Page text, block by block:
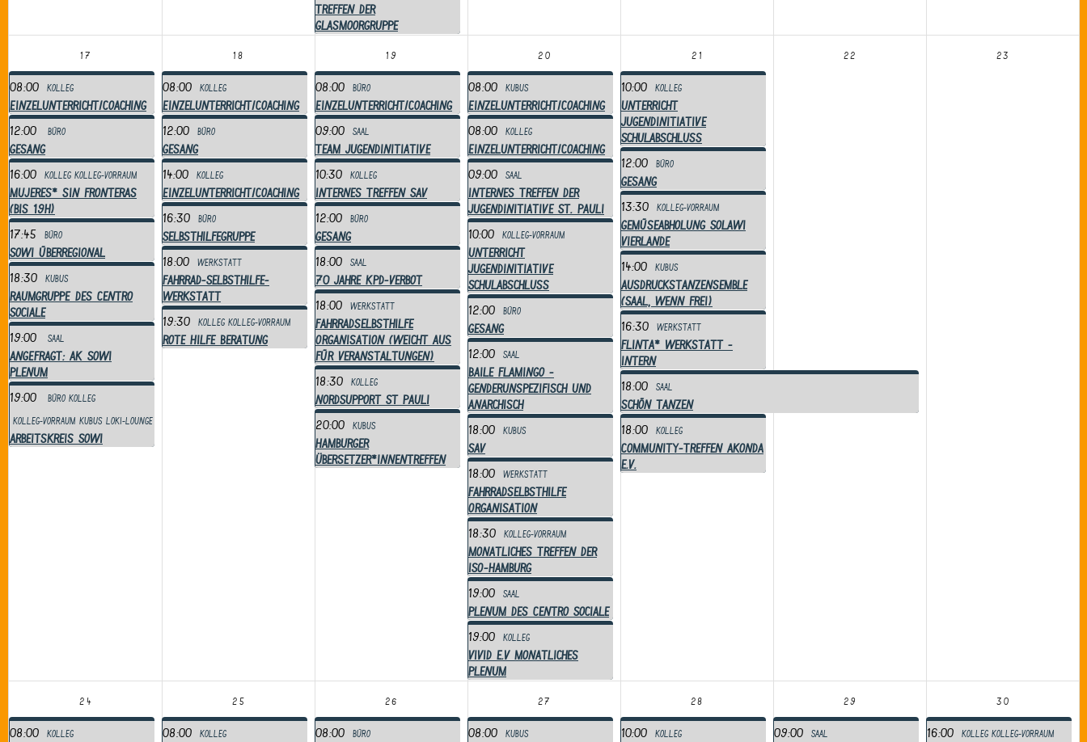
Treffen der
Glasmoorgruppe
17
08:00 Kolleg
Einzelunterricht/Coaching
12:00
Büro
Gesang
16:00
Kolleg Kolleg-Vorraum
mujeres* sin fronteras
(bis 19h)
17:45
Büro
Sowi überregional
18:30
Kubus
RAUMGRUPPE des Centro
Sociale
19:00
Saal
ANGEFRAGT: AK SoWi
Plenum
19:00
Büro Kolleg
Kolleg-Vorraum Kubus Loki-Lounge
Arbeitskreis SoWi
18
08:00 Kolleg
Einzelunterricht/Coaching
12:00
Büro
Gesang
14:00
Kolleg
Einzelunterricht/Coaching
16:30
Büro
Selbsthilfegruppe
18:00
Werkstatt
Fahrrad-Selbsthilfe-
Werkstatt
19:30
Kolleg Kolleg-Vorraum
Rote Hilfe Beratung
19
08:00 Büro
Einzelunterricht/Coaching
09:00
Saal
Team Jugendinitiative
10:30
Kolleg
Internes Treffen SAV
12:00
Büro
Gesang
18:00
Saal
70 Jahre KPD-Verbot
18:00
Werkstatt
Fahrradselbsthilfe
Organisation (weicht aus
für Veranstaltungen)
18:30
Kolleg
NordSupport St Pauli
20:00
Kubus
Hamburger
Übersetzer*innentreffen
20
08:00 Kubus
Einzelunterricht/Coaching
08:00
Kolleg
Einzelunterricht/Coaching
09:00
Saal
Internes Treffen der
Jugendinitiative St. Pauli
10:00
Kolleg-Vorraum
Unterricht
Jugendinitiative
Schulabschluss
12:00
Büro
Gesang
12:00
Saal
Baile Flamingo -
genderunspezifisch und
anarchisch
18:00
Kubus
SAV
18:00
Werkstatt
Fahrradselbsthilfe
Organisation
18:30
Kolleg-Vorraum
Monatliches Treffen der
ISO-Hamburg
19:00
Saal
Plenum des Centro Sociale
19:00
Kolleg
VIVID e.V Monatliches
Plenum
21
10:00 Kolleg
Unterricht
Jugendinitiative
Schulabschluss
12:00
Büro
Gesang
13:30
Kolleg-Vorraum
Gemüseabholung SoLaWi
Vierlande
14:00
Kubus
Ausdruckstanzensemble
(Saal, wenn frei)
16:30
Werkstatt
Flinta* Werkstatt -
Intern
18:00
Saal
schön tanzen
18:00
Kolleg
Community-Treffen Akonda
e.V.
22 23
24
08:00 Kolleg
25
08:00 Kolleg
26
08:00 Büro
27
08:00 Kubus
28
10:00 Kolleg
29
09:00 Saal
30
16:00 Kolleg Kolleg-Vorraum